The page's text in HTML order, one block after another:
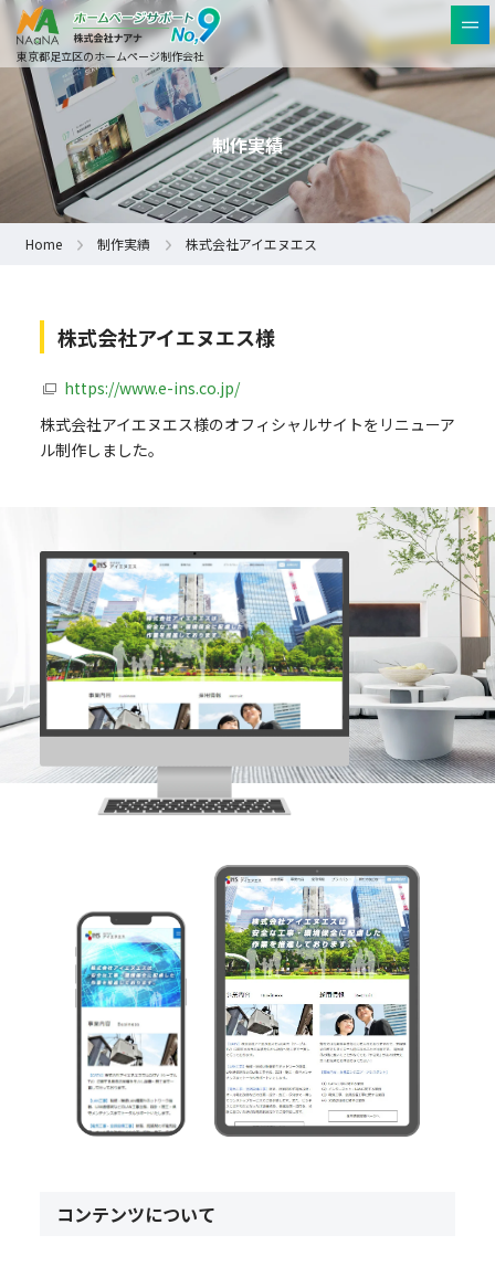
東京都足立区のホームページ制作会社
制作実績
Home 制作実績 株式会社アイエヌエス
株式会社アイエヌエス様
https://www.e-ins.co.jp/
株式会社アイエヌエス様のオフィシャルサイトをリニューア
ル制作しました。
コンテンツについて